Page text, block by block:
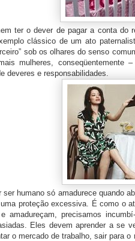
dever de pagar a conta do
clássico de um ato
sob os olhares do senso
mulheres, conseqüentemente
deveres e responsabilidades.
só amadurece quando
proteção excessiva. É como o
amadureçam, precisamos
Eles devem aprender a se
o mercado de trabalho, sair para